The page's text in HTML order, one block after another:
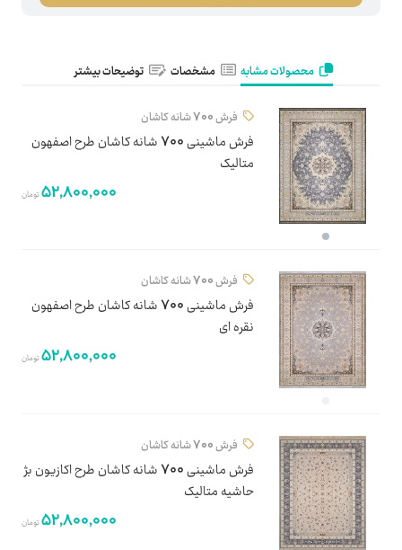
محصولات مشابه مشخصات توضیحات بیشتر
فرش 700 شانه کاشان
فرش ماشینی 700 شانه کاشان طرح اصفهون
متالیک
52,800,000تومان
فرش 700 شانه کاشان
فرش ماشینی 700 شانه کاشان طرح اصفهون
نقره ای
52,800,000تومان
فرش 700 شانه کاشان
فرش ماشینی 700 شانه کاشان طرح اکازیون بژ
حاشیه متالیک
52,800,000تومان